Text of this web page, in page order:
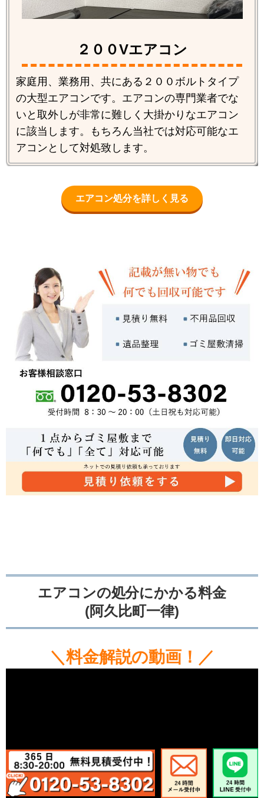
２００Vエアコン
家庭用、業務用、共にある２００ボルトタイプ
の大型エアコンです。エアコンの専門業者でな
いと取外しが非常に難しく大掛かりなエアコン
に該当します。もちろん当社では対応可能なエ
アコンとして対処致します。
エアコン処分を詳しく見る
エアコンの処分にかかる料金
(阿久比町一律)
＼料金解説の動画！／